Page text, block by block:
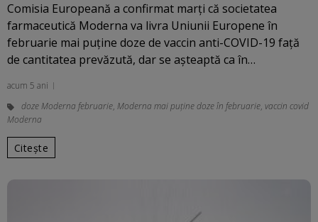
Comisia Europeană a confirmat marţi că societatea
farmaceutică Moderna va livra Uniunii Europene în
februarie mai puţine doze de vaccin anti-COVID-19 faţă
de cantitatea prevăzută, dar se aşteaptă ca în…
acum 5 ani
doze Moderna februarie, Moderna mai puține doze în februarie, vaccin covid
Moderna
Citește